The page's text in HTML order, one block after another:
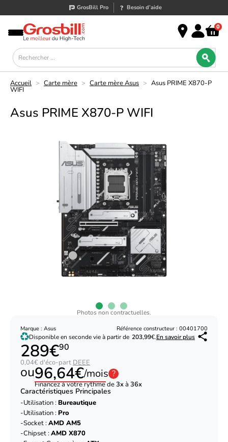
GrosBill Pro Besoin d’aide
0
Accueil > Carte mère > Carte mère Asus > Asus PRIME X870-P
WIFI
Asus PRIME X870-P WIFI
Photos non contractuelles.
Marque : Asus Référence constructeur : 00401700
Disponible en seconde vie à partir de 203,99€.En savoir plus
289€90
0,04€ d'éco-part DEEE
ou96,64€/mois ?
Financez à votre rythme de3xà 36x
Caractéristiques Principales
Utilisation : Bureautique
Utilisation : Pro
Socket :AMD AM5
Chipset :AMD X870